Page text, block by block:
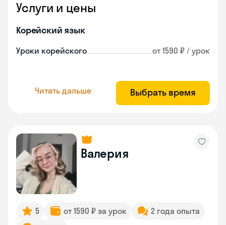
Услуги и цены
Корейский язык
Уроки корейского от 1590 ₽ / урок
Читать дальше Выбрать время
Валерия
5 от 1590 ₽ за урок
2 года опыта